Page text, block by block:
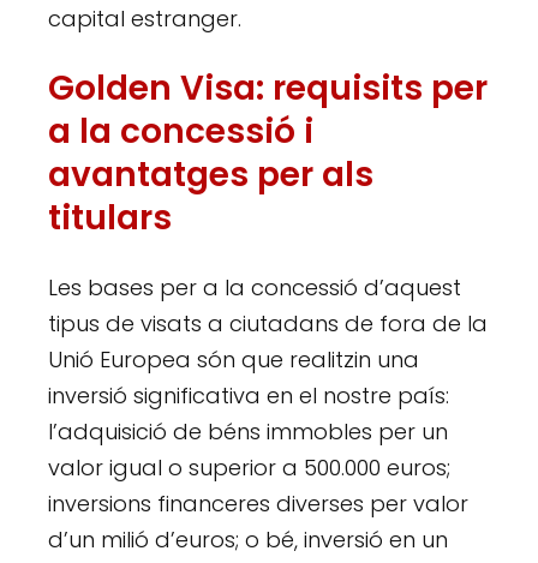
capital estranger.
Golden Visa: requisits per
a la concessió i
avantatges per als
titulars
Les bases per a la concessió d’aquest
tipus de visats a ciutadans de fora de la
Unió Europea són que realitzin una
inversió significativa en el nostre país:
l’adquisició de béns immobles per un
valor igual o superior a 500.000 euros;
inversions financeres diverses per valor
d’un milió d’euros; o bé, inversió en un